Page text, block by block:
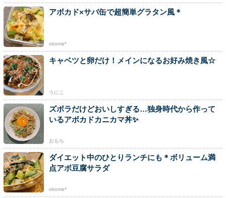
アボカド×サバ缶で超簡単グラタン風＊
okome*
キャベツと卵だけ！メインになるお好み焼き風☆
うにこ
ズボラだけどおいしすぎる…独身時代から作って
いるアボカドカニカマ丼✨
おもち
ダイエット中のひとりランチにも＊ボリューム満
点アボ豆腐サラダ
okome*